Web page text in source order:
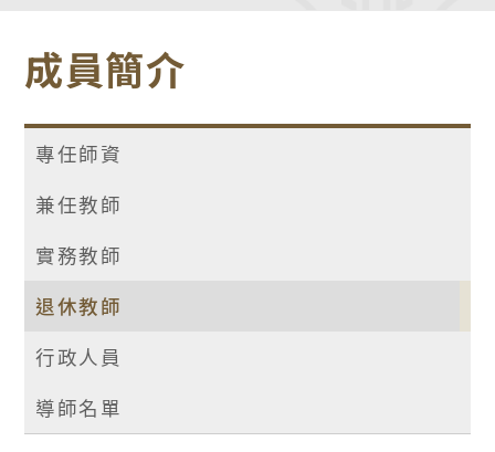
成員簡介
專任師資
兼任教師
實務教師
退休教師
行政人員
導師名單